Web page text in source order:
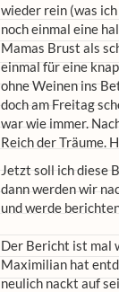
wieder rein (was
noch einmal eine
Mamas Brust als
einmal für eine
ohne Weinen ins
doch am Freitag
war wie immer.
Reich der Träume.
Jetzt soll ich diese
dann werden wir
und werde
Der Bericht ist mal
Maximilian hat
neulich nackt auf